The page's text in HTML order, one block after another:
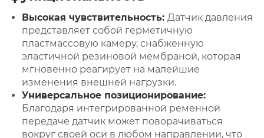
Высокая чувствительность: Датчик давления
представляет собой герметичную
пластмассовую камеру, снабженную
эластичной резиновой мембраной, которая
мгновенно реагирует на малейшие
изменения внешней нагрузки.
Универсальное позиционирование:
Благодаря интегрированной ременной
передаче датчик может поворачиваться
вокруг своей оси в любом направлении, что